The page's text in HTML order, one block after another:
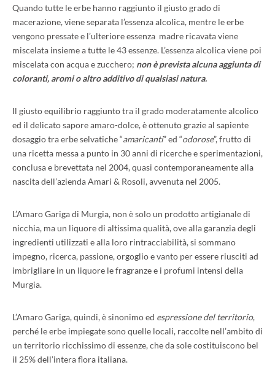
Quando tutte le erbe hanno raggiunto il giusto grado di
macerazione, viene separata l’essenza alcolica, mentre le erbe
vengono pressate e l’ulteriore essenza madre ricavata viene
miscelata insieme a tutte le 43 essenze. L’essenza alcolica viene poi
miscelata con acqua e zucchero; non è prevista alcuna aggiunta di
coloranti, aromi o altro additivo di qualsiasi natura.
Il giusto equilibrio raggiunto tra il grado moderatamente alcolico
ed il delicato sapore amaro-dolce, è ottenuto grazie al sapiente
dosaggio tra erbe selvatiche “amaricanti” ed “odorose”, frutto di
una ricetta messa a punto in 30 anni di ricerche e sperimentazioni,
conclusa e brevettata nel 2004, quasi contemporaneamente alla
nascita dell’azienda Amari & Rosoli, avvenuta nel 2005.
L’Amaro Gariga di Murgia, non è solo un prodotto artigianale di
nicchia, ma un liquore di altissima qualità, ove alla garanzia degli
ingredienti utilizzati e alla loro rintracciabilità, si sommano
impegno, ricerca, passione, orgoglio e vanto per essere riusciti ad
imbrigliare in un liquore le fragranze e i profumi intensi della
Murgia.
L’Amaro Gariga, quindi, è sinonimo ed espressione del territorio,
perché le erbe impiegate sono quelle locali, raccolte nell’ambito di
un territorio ricchissimo di essenze, che da sole costituiscono bel
il 25% dell’intera flora italiana.